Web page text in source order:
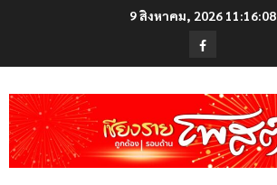
9 สิงหาคม, 2026 11:16:08
Facebook